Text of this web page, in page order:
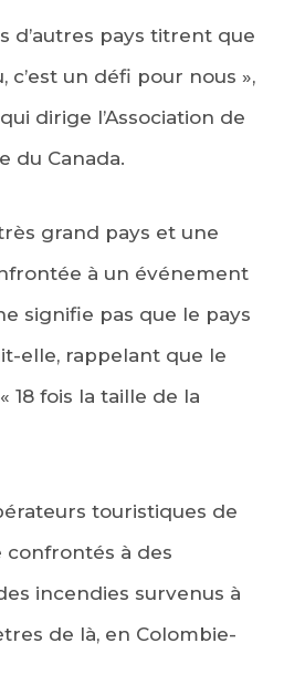
d’autres pays titrent que
c’est un défi pour nous »,
dirige l’Association de
du Canada.
grand pays et une
à un événement
signifie pas que le pays
elle, rappelant que le
18 fois la taille de la
touristiques de
confrontés à des
incendies survenus à
de là, en Colombie-